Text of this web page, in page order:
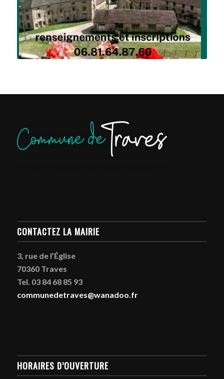
CONTACTEZ LA MAIRIE
3, rue de l’Église
70360 Traves
Tel. 03 84 68 85 93
communedetraves@wanadoo.fr
HORAIRES D’OUVERTURE